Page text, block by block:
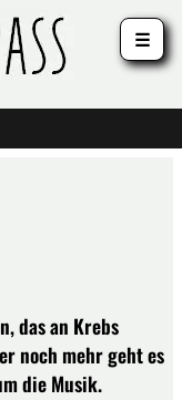
das an Krebs
noch mehr geht es
die Musik.
☰